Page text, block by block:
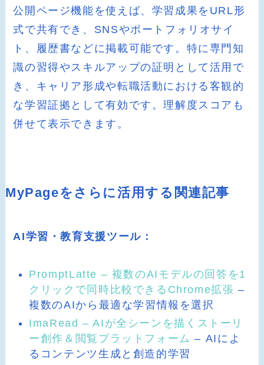
公開ページ機能を使えば、学習成果をURL形
式で共有でき、SNSやポートフォリオサイ
ト、履歴書などに掲載可能です。特に専門知
識の習得やスキルアップの証明として活用で
き、キャリア形成や転職活動における客観的
な学習証拠として有効です。理解度スコアも
併せて表示できます。
MyPageをさらに活用する関連記事
AI学習・教育支援ツール：
PromptLatte – 複数のAIモデルの回答を1
クリックで同時比較できるChrome拡張 –
複数のAIから最適な学習情報を選択
ImaRead – AIが全シーンを描くストーリ
ー創作＆閲覧プラットフォーム – AIによ
るコンテンツ生成と創造的学習